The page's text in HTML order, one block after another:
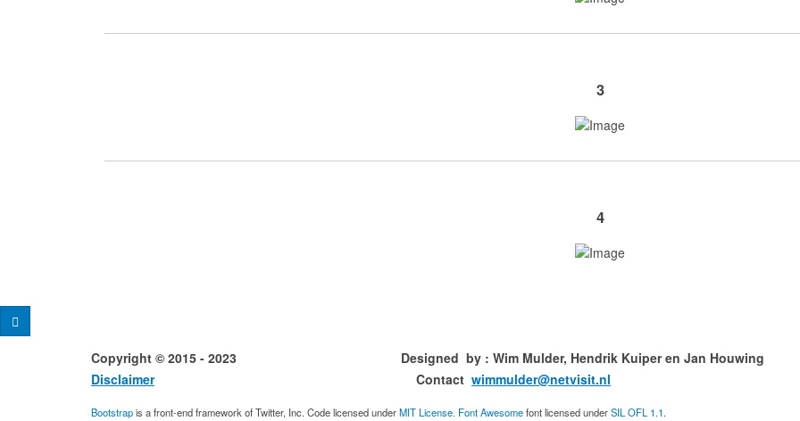
3
4
Copyright © 2015 - 2023 Designed by : Wim Mulder, Hendrik Kuiper en
Disclaimer
Contact wimmulder@netvisit.nl
Bootstrapis a front-end framework of Twitter, Inc. Code licensed underMIT License. Font Awesomefont licensed underSIL OFL 1.1.